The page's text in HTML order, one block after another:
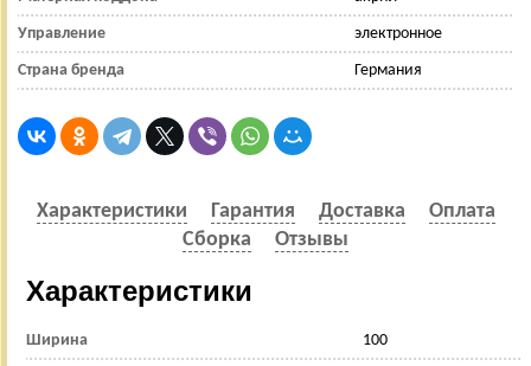
Управление электронное
Страна бренда Германия
Характеристики Гарантия Доставка
Оплата
Сборка
Отзывы
Характеристики
Ширина 100